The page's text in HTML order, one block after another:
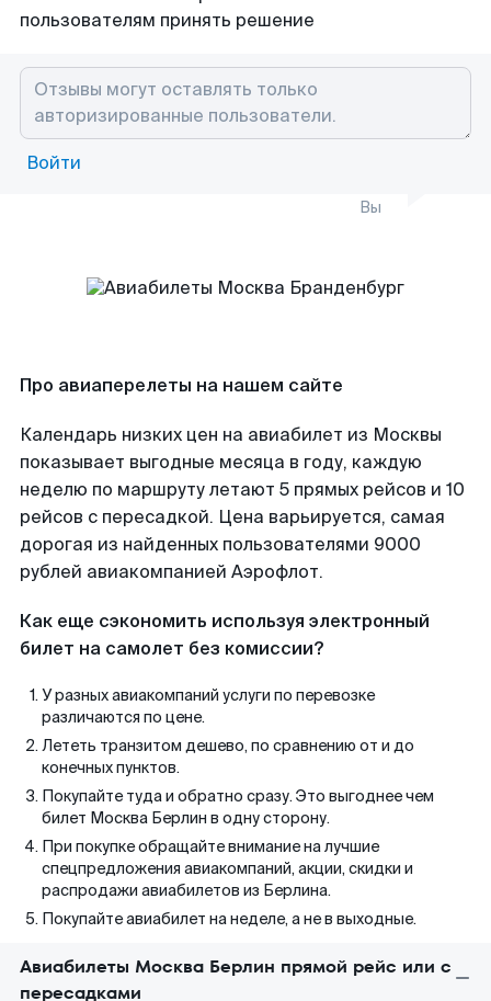
пользователям принять решение
Войти
Вы
Про авиаперелеты на нашем сайте
Календарь низких цен на авиабилет из Москвы
показывает выгодные месяца в году, каждую
неделю по маршруту летают 5 прямых рейсов и 10
рейсов с пересадкой. Цена варьируется, самая
дорогая из найденных пользователями 9000
рублей авиакомпанией Аэрофлот.
Как еще сэкономить используя электронный
билет на самолет без комиссии?
У разных авиакомпаний услуги по перевозке
различаются по цене.
Лететь транзитом дешево, по сравнению от и до
конечных пунктов.
Покупайте туда и обратно сразу. Это выгоднее чем
билет Москва Берлин в одну сторону.
При покупке обращайте внимание на лучшие
спецпредложения авиакомпаний, акции, скидки и
распродажи авиабилетов из Берлина.
Покупайте авиабилет на неделе, а не в выходные.
Авиабилеты Москва Берлин прямой рейс или с
пересадками